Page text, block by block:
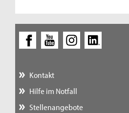
Kontakt
Hilfe im Notfall
Stellenangebote